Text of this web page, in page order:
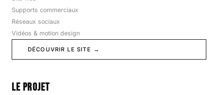
Supports commerciaux
Réseaux sociaux
Vidéos & motion design
DÉCOUVRIR LE SITE →
Le projet